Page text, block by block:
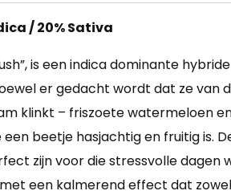
/ 20% Sativa
is een indica dominante
er gedacht wordt dat ze van
klinkt – friszoete watermeloen
beetje hasjachtig en fruitig is.
zijn voor die stressvolle dagen
een kalmerend effect dat